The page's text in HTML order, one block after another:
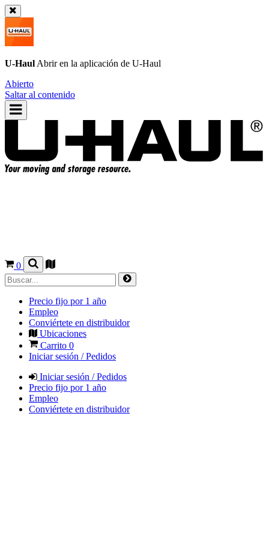
U-Haul Abrir en la aplicación de U-Haul
Abierto
Saltar al contenido
0
Precio fijo por 1 año
Empleo
Conviértete en distribuidor
Ubicaciones
Carrito 0
Iniciar sesión / Pedidos
Iniciar sesión / Pedidos
Precio fijo por 1 año
Empleo
Conviértete en distribuidor